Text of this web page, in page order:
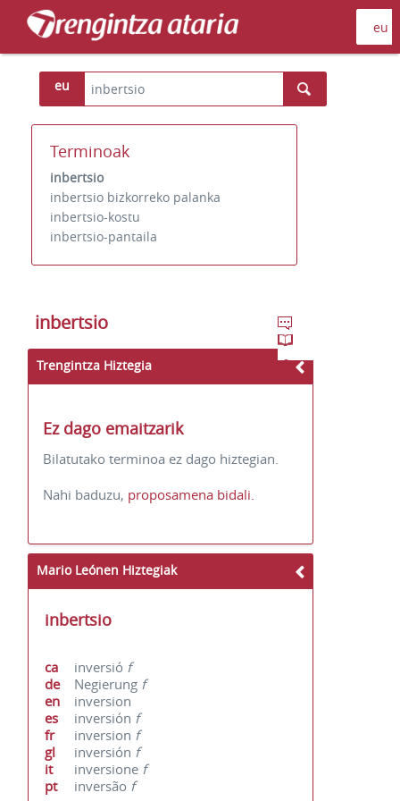
eu
Terminoak
inbertsio
inbertsio bizkorreko palanka
inbertsio-kostu
inbertsio-pantaila
inbertsio
Trengintza Hiztegia
Ez dago emaitzarik
Bilatutako terminoa ez dago hiztegian.
Nahi baduzu, proposamena bidali.
Mario Leónen Hiztegiak
inbertsio
ca inversió f
de
Negierung f
en
inversion
es
inversión f
fr
inversion f
gl
inversión f
it
inversione f
pt
inversão f